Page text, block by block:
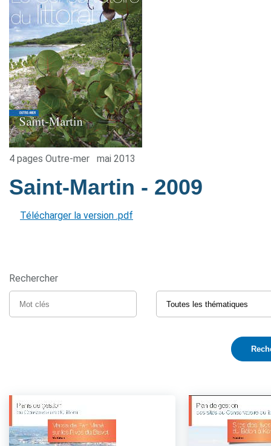
4 pages Outre-mer mai 2013
Saint-Martin - 2009
Télécharger la version .pdf
Rechercher